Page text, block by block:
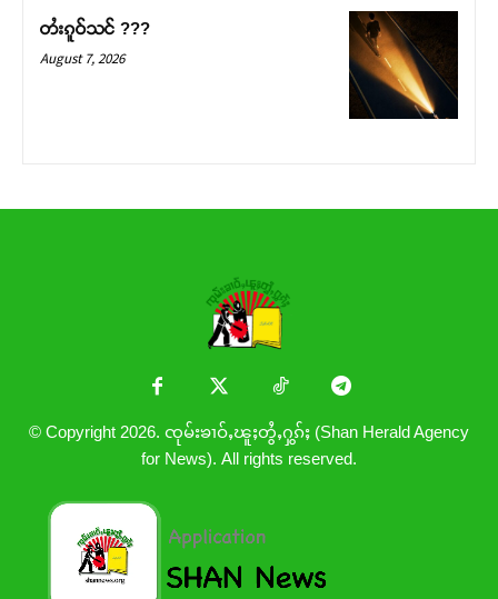
တႆးၵူဝ်သင် ???
August 7, 2026
© Copyright 2026. ၸုမ်းၶၢဝ်ႇၽူႈတွႆႇႁွၵ်ႈ (Shan Herald Agency
for News). All rights reserved.